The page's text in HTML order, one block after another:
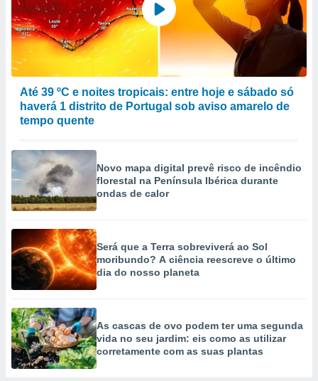
Até 39 ºC e noites tropicais: entre hoje e sábado só
haverá 1 distrito de Portugal sob aviso amarelo de
tempo quente
Novo mapa digital prevê risco de incêndio
florestal na Península Ibérica durante
ondas de calor
Será que a Terra sobreviverá ao Sol
moribundo? A ciência reescreve o último
dia do nosso planeta
As cascas de ovo podem ter uma segunda
vida no seu jardim: eis como as utilizar
corretamente com as suas plantas